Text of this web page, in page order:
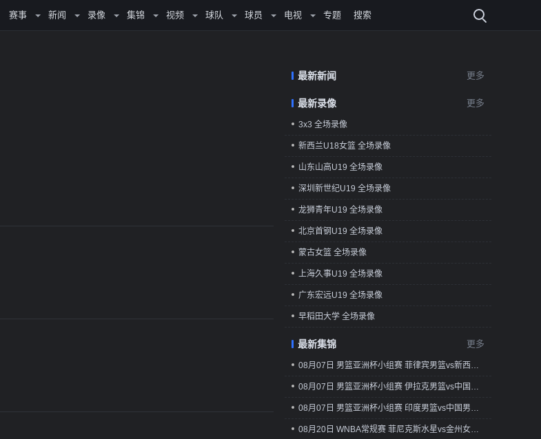
赛事 新闻 录像 集锦 视频 球队 球员 电视 专题 搜索
最新新闻 更多
最新录像 更多
3x3 全场录像
新西兰U18女篮 全场录像
山东山高U19 全场录像
深圳新世纪U19 全场录像
龙狮青年U19 全场录像
北京首钢U19 全场录像
蒙古女篮 全场录像
上海久事U19 全场录像
广东宏远U19 全场录像
早稻田大学 全场录像
最新集锦 更多
08月07日 男篮亚洲杯小组赛 菲律宾男篮vs新西兰男篮 全场录像回放
08月07日 男篮亚洲杯小组赛 伊拉克男篮vs中国台北男篮 全场录像回放
08月07日 男篮亚洲杯小组赛 印度男篮vs中国男篮 全场录像
08月20日 WNBA常规赛 菲尼克斯水星vs金州女武神 全场录像回放